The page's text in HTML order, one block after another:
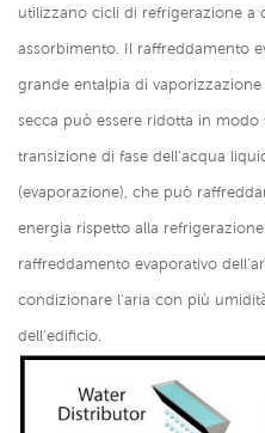
utilizzano cicli di refrigerazione a
assorbimento. Il raffreddamento
grande entalpia di
secca può essere ridotta in modo
transizione di fase dell'acqua
(evaporazione), che può
energia rispetto alla
raffreddamento evaporativo
condizionare l'aria con più
dell'edificio.